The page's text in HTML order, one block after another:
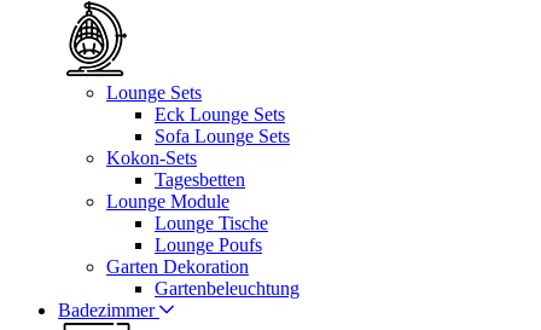
Lounge Sets
Eck Lounge Sets
Sofa Lounge Sets
Kokon-Sets
Tagesbetten
Lounge Module
Lounge Tische
Lounge Poufs
Garten Dekoration
Gartenbeleuchtung
Badezimmer